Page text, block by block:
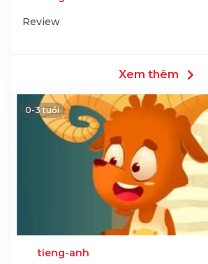
Review
Xem thêm
0-3 tuổi
tieng-anh